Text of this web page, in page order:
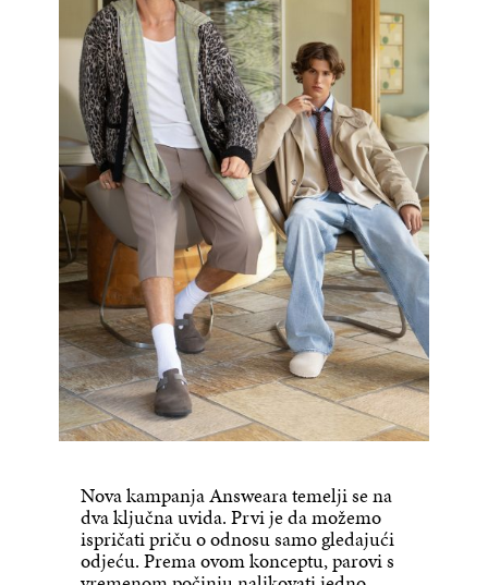
Nova kampanja Answeara temelji se na
dva ključna uvida. Prvi je da možemo
ispričati priču o odnosu samo gledajući
odjeću. Prema ovom konceptu, parovi s